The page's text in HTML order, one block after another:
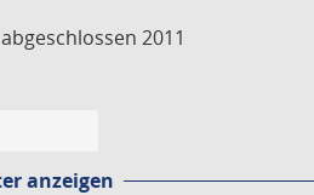
2011
anzeigen